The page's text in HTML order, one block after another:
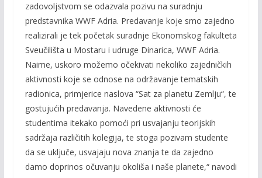
zadovoljstvom se odazvala pozivu na suradnju
predstavnika WWF Adria. Predavanje koje smo zajedno
realizirali je tek početak suradnje Ekonomskog fakulteta
Sveučilišta u Mostaru i udruge Dinarica, WWF Adria.
Naime, uskoro možemo očekivati nekoliko zajedničkih
aktivnosti koje se odnose na održavanje tematskih
radionica, primjerice naslova “Sat za planetu Zemlju“, te
gostujućih predavanja. Navedene aktivnosti će
studentima itekako pomoći pri usvajanju teorijskih
sadržaja različitih kolegija, te stoga pozivam studente
da se uključe, usvajaju nova znanja te da zajedno
damo doprinos očuvanju okoliša i naše planete,“ navodi